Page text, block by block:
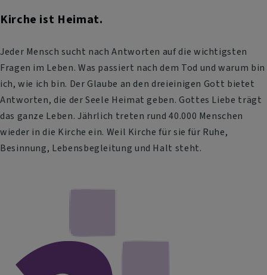
Kirche ist Heimat.
Jeder Mensch sucht nach Antworten auf die wichtigsten
Fragen im Leben. Was passiert nach dem Tod und warum bin
ich, wie ich bin. Der Glaube an den dreieinigen Gott bietet
Antworten, die der Seele Heimat geben. Gottes Liebe trägt
das ganze Leben. Jährlich treten rund 40.000 Menschen
wieder in die Kirche ein. Weil Kirche für sie für Ruhe,
Besinnung, Lebensbegleitung und Halt steht.